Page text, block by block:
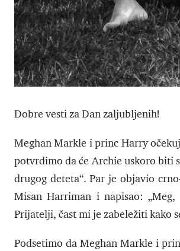
Dobre vesti za Dan zaljubljenih!
Meghan Markle i princ Harry
potvrdimo da će Archie uskoro biti
drugog deteta“. Par je objavio
Misan Harriman i napisao:
Prijatelji, čast mi je zabeležiti kako
Podsetimo da Meghan Markle i